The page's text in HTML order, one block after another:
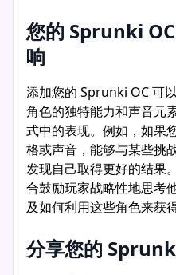
您的 Sprunki
响
添加您的 Sprunki OC 可
角色的独特能力和声音元
式中的表现。例如，如果
格或声音，能够与某些挑
发现自己取得更好的结果
合鼓励玩家战略性地思考
及如何利用这些角色来获得
分享您的